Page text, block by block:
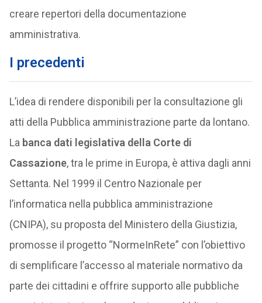
creare repertori della documentazione
amministrativa.
I precedenti
L’idea di rendere disponibili per la consultazione gli
atti della Pubblica amministrazione parte da lontano.
La banca dati legislativa della Corte di
Cassazione, tra le prime in Europa, è attiva dagli anni
Settanta. Nel 1999 il Centro Nazionale per
l’informatica nella pubblica amministrazione
(CNIPA), su proposta del Ministero della Giustizia,
promosse il progetto “NormeInRete” con l’obiettivo
di semplificare l’accesso al materiale normativo da
parte dei cittadini e offrire supporto alle pubbliche